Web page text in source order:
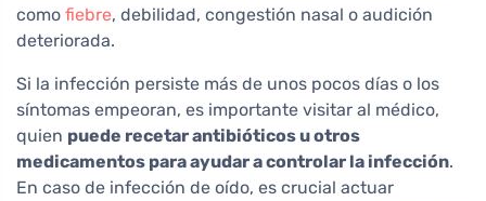
como fiebre, debilidad, congestión nasal o audición
deteriorada.
Si la infección persiste más de unos pocos días o los
síntomas empeoran, es importante visitar al médico,
quien puede recetar antibióticos u otros
medicamentos para ayudar a controlar la infección.
En caso de infección de oído, es crucial actuar